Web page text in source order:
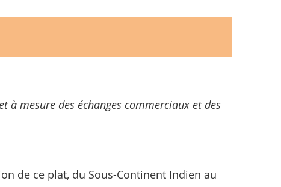
à mesure des échanges commerciaux et des
de ce plat, du Sous-Continent Indien au